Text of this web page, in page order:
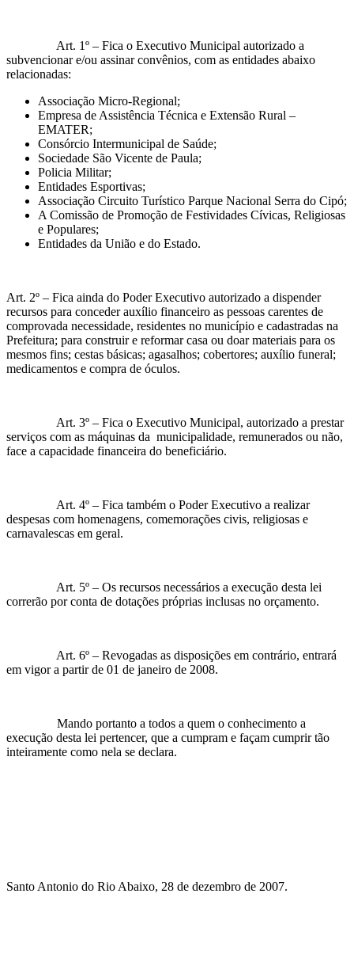
Art. 1º – Fica o Executivo Municipal autorizado a
subvencionar e/ou assinar convênios, com as entidades abaixo
relacionadas:
Associação Micro-Regional;
Empresa de Assistência Técnica e Extensão Rural –
EMATER;
Consórcio Intermunicipal de Saúde;
Sociedade São Vicente de Paula;
Policia Militar;
Entidades Esportivas;
Associação Circuito Turístico Parque Nacional Serra do Cipó;
A Comissão de Promoção de Festividades Cívicas, Religiosas
e Populares;
Entidades da União e do Estado.
Art. 2º – Fica ainda do Poder Executivo autorizado a dispender
recursos para conceder auxílio financeiro as pessoas carentes de
comprovada necessidade, residentes no município e cadastradas na
Prefeitura; para construir e reformar casa ou doar materiais para os
mesmos fins; cestas básicas; agasalhos; cobertores; auxílio funeral;
medicamentos e compra de óculos.
Art. 3º – Fica o Executivo Municipal, autorizado a prestar
serviços com as máquinas da municipalidade, remunerados ou não,
face a capacidade financeira do beneficiário.
Art. 4º – Fica também o Poder Executivo a realizar
despesas com homenagens, comemorações civis, religiosas e
carnavalescas em geral.
Art. 5º – Os recursos necessários a execução desta lei
correrão por conta de dotações próprias inclusas no orçamento.
Art. 6º – Revogadas as disposições em contrário, entrará
em vigor a partir de 01 de janeiro de 2008.
Mando portanto a todos a quem o conhecimento a
execução desta lei pertencer, que a cumpram e façam cumprir tão
inteiramente como nela se declara.
Santo Antonio do Rio Abaixo, 28 de dezembro de 2007.